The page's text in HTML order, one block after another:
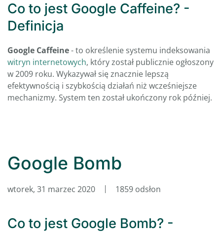
Co to jest Google Caffeine? -
Definicja
Google Caffeine- to określenie systemu indeksowania
witryn internetowych, który został publicznie ogłoszony
w 2009 roku. Wykazywał się znacznie lepszą
efektywnością i szybkością działań niż wcześniejsze
mechanizmy. System ten został ukończony rok później.
Google Bomb
wtorek, 31 marzec 2020 1859 odsłon
Co to jest Google Bomb? -